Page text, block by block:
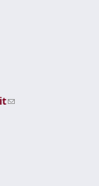
(link sends e-mail)
mail)